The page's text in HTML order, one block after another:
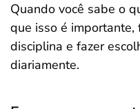
Quando você sabe o
que isso é importante,
disciplina e fazer
diariamente.